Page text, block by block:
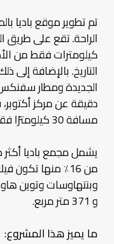
تم تطوير موقع باديا
الراحة. تقع على طريق
كيلومترات فقط من
التاريخ. بالإضافة إلى
دقيقة عن مركز
مسافة 30 كيلومترًا فقط.
من 16٪ منها
و 371 متر مربع.
ما يميز هذا المشروع: